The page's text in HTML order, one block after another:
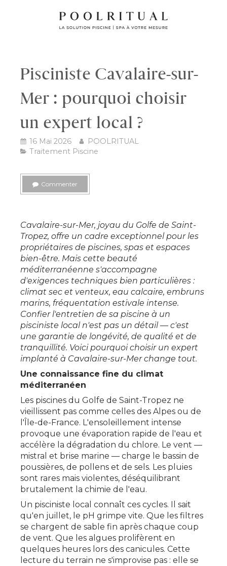
Pisciniste Cavalaire-sur-
Mer : pourquoi choisir
un expert local ?
16 Mai 2026
POOLRITUAL
Traitement Piscine
Commenter
Cavalaire-sur-Mer, joyau du Golfe de Saint-
Tropez, offre un cadre exceptionnel pour les
propriétaires de piscines, spas et espaces
bien-être. Mais cette beauté
méditerranéenne s'accompagne
d'exigences techniques bien particulières :
climat sec et venteux, eau calcaire, embruns
marins, fréquentation estivale intense.
Confier l'entretien de sa piscine à un
pisciniste local n'est pas un détail — c'est
une garantie de longévité, de qualité et de
tranquillité. Voici pourquoi choisir un expert
implanté à Cavalaire-sur-Mer change tout.
Une connaissance fine du climat
méditerranéen
Les piscines du Golfe de Saint-Tropez ne
vieillissent pas comme celles des Alpes ou de
l'Île-de-France. L'ensoleillement intense
provoque une évaporation rapide de l'eau et
accélère la dégradation du chlore. Le vent —
mistral et brise marine — charge le bassin de
poussières, de pollens et de sels. Les pluies
sont rares mais violentes, déséquilibrant
brutalement la chimie de l'eau.
Un pisciniste local connaît ces cycles. Il sait
qu'en juillet, le pH grimpe vite. Que les filtres
se chargent de sable fin après chaque coup
de vent. Que les algues prolifèrent en
quelques heures lors des canicules. Cette
lecture du terrain ne s'improvise pas : elle se